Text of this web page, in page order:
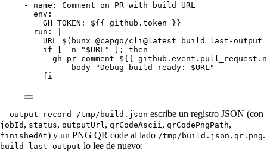
- name : Comment on PR with build URL
env :
GH_TOKEN : ${{ github.token }}
run :
URL=$(bunx @capgo/cli@latest build last-
if [ -n "$URL" ]; then
gh pr comment ${{
--body "Debug build ready: $URL"
fi
--output-record /tmp/build.json escribe un registro JSON (con
jobId , status, outputUrl, qrCodeAscii, qrCodePngPath,
finishedAt) y un PNG QR code al lado /tmp/build.json.qr.png.
build last-output lo lee de nuevo: